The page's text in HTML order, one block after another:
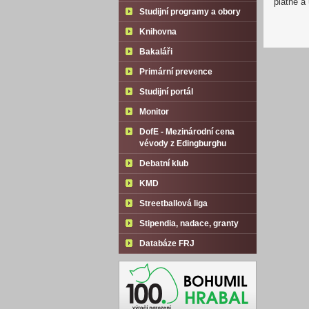
Studijní programy a obory
Knihovna
Bakaláři
Primární prevence
Studijní portál
Monitor
DofE - Mezinárodní cena
vévody z Edingburghu
Debatní klub
KMD
Streetballová liga
Stipendia, nadace, granty
Databáze FRJ